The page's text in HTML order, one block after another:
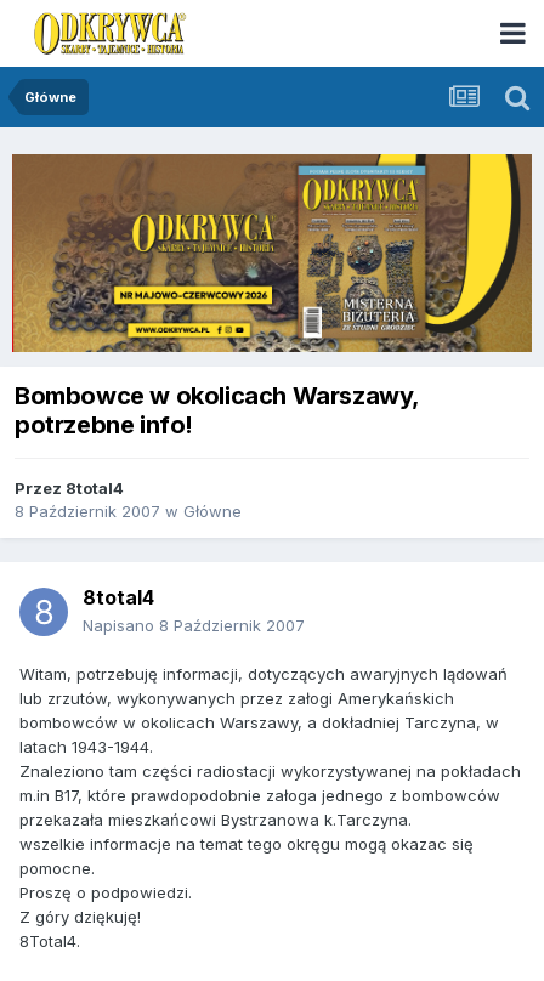
Główne
Bombowce w okolicach Warszawy,
potrzebne info!
Przez 8total4
8 Październik 2007 w Główne
8total4
Napisano 8 Październik 2007
Witam, potrzebuję informacji, dotyczących awaryjnych lądowań
lub zrzutów, wykonywanych przez załogi Amerykańskich
bombowców w okolicach Warszawy, a dokładniej Tarczyna, w
latach 1943-1944.
Znaleziono tam części radiostacji wykorzystywanej na pokładach
m.in B17, które prawdopodobnie załoga jednego z bombowców
przekazała mieszkańcowi Bystrzanowa k.Tarczyna.
wszelkie informacje na temat tego okręgu mogą okazac się
pomocne.
Proszę o podpowiedzi.
Z góry dziękuję!
8Total4.